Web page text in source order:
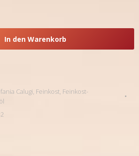
In den Warenkorb
Calugi, Feinkost, Feinkost-